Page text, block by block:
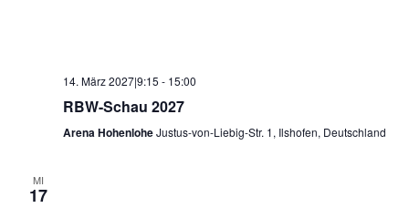
14. März 2027|9:15 - 15:00
RBW-Schau 2027
Arena HohenloheJustus-von-Liebig-Str. 1, Ilshofen, Deutschland
MI
17